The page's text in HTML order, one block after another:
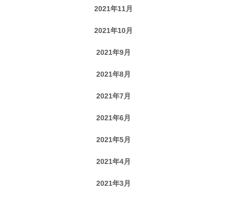
2021年11月
2021年10月
2021年9月
2021年8月
2021年7月
2021年6月
2021年5月
2021年4月
2021年3月